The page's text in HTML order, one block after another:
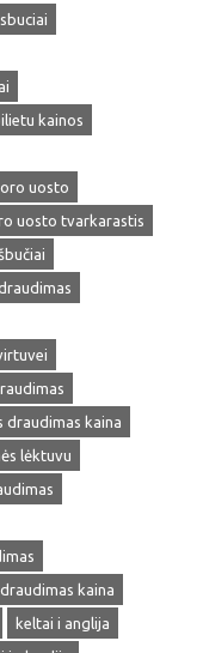
kainos
uosto
uosto tvarkarastis
draudimas kaina
lėktuvu
kaina
keltai i anglija